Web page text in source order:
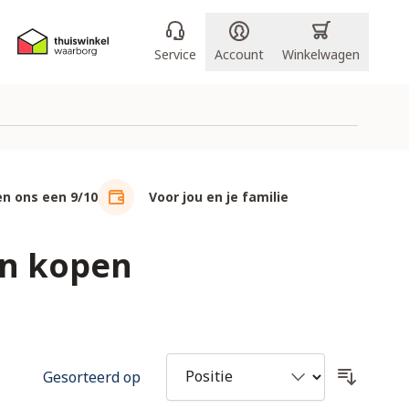
Service Account Winkelwagen
ons een 9/10 Voor jou en je familie
kopen
Gesorteerd op